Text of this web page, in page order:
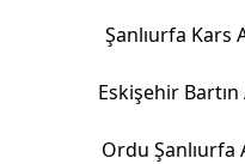
Şanlıurfa Kars
Eskişehir
Ordu Şanlıurfa